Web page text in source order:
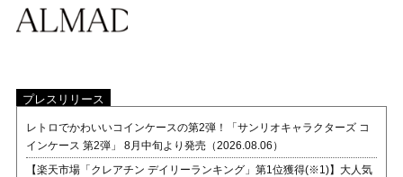
プレスリリース
レトロでかわいいコインケースの第2弾！「サンリオキャラクターズ コ
インケース 第2弾」 8月中旬より発売（2026.08.06）
【楽天市場「クレアチン デイリーランキング」第1位獲得(※1)】大人気